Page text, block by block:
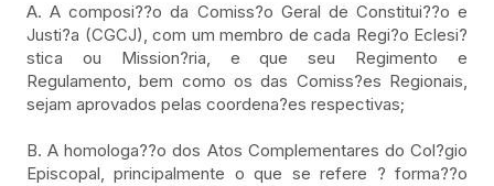
A. A composi??o da Comiss?o Geral de Constitui??o e
Justi?a (CGCJ), com um membro de cada Regi?o Eclesi?
stica ou Mission?ria, e que seu Regimento e
Regulamento, bem como os das Comiss?es Regionais,
sejam aprovados pelas coordena?es respectivas;
B. A homologa??o dos Atos Complementares do Col?gio
Episcopal, principalmente o que se refere ? forma??o